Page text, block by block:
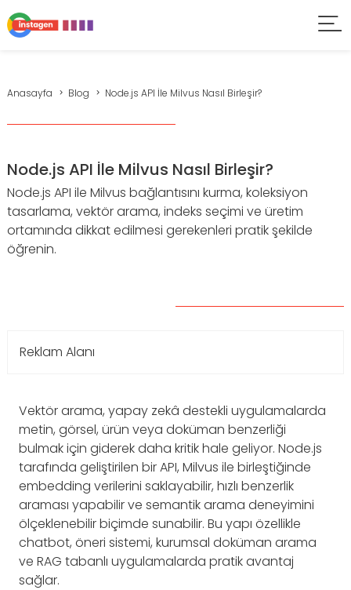
Anasayfa Blog Node.js API İle Milvus Nasıl Birleşir?
Node.js API İle Milvus Nasıl Birleşir?
Node.js API ile Milvus bağlantısını kurma, koleksiyon
tasarlama, vektör arama, indeks seçimi ve üretim
ortamında dikkat edilmesi gerekenleri pratik şekilde
öğrenin.
Reklam Alanı
Vektör arama, yapay zekâ destekli uygulamalarda
metin, görsel, ürün veya doküman benzerliği
bulmak için giderek daha kritik hale geliyor. Node.js
tarafında geliştirilen bir API, Milvus ile birleştiğinde
embedding verilerini saklayabilir, hızlı benzerlik
araması yapabilir ve semantik arama deneyimini
ölçeklenebilir biçimde sunabilir. Bu yapı özellikle
chatbot, öneri sistemi, kurumsal doküman arama
ve RAG tabanlı uygulamalarda pratik avantaj
sağlar.